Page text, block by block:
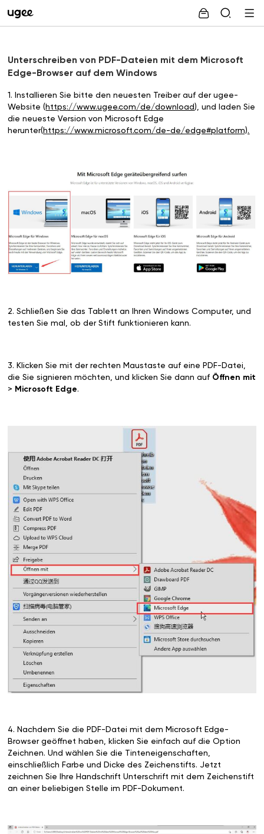
Unterschreiben von PDF-Dateien mit dem Microsoft
Edge-Browser auf dem Windows
1. Installieren Sie bitte den neuesten Treiber auf der ugee-
Website ( https://www.ugee.com/de/download), und laden Sie
die neueste Version von Microsoft Edge
herunter( https://www.microsoft.com/de-de/edge#platform).
2. Schließen Sie das Tablett an Ihren Windows Computer, und
testen Sie mal, ob der Stift funktionieren kann.
3. Klicken Sie mit der rechten Maustaste auf eine PDF-Datei,
die Sie signieren möchten, und klicken Sie dann auf Öffnen mit
> Microsoft Edge.
4. Nachdem Sie die PDF-Datei mit dem Microsoft Edge-
Browser geöffnet haben, klicken Sie einfach auf die Option
Zeichnen. Und wählen Sie die Tinteneigenschaften,
einschließlich Farbe und Dicke des Zeichenstifts. Jetzt
zeichnen Sie Ihre Handschrift Unterschrift mit dem Zeichenstift
an einer beliebigen Stelle im PDF-Dokument.